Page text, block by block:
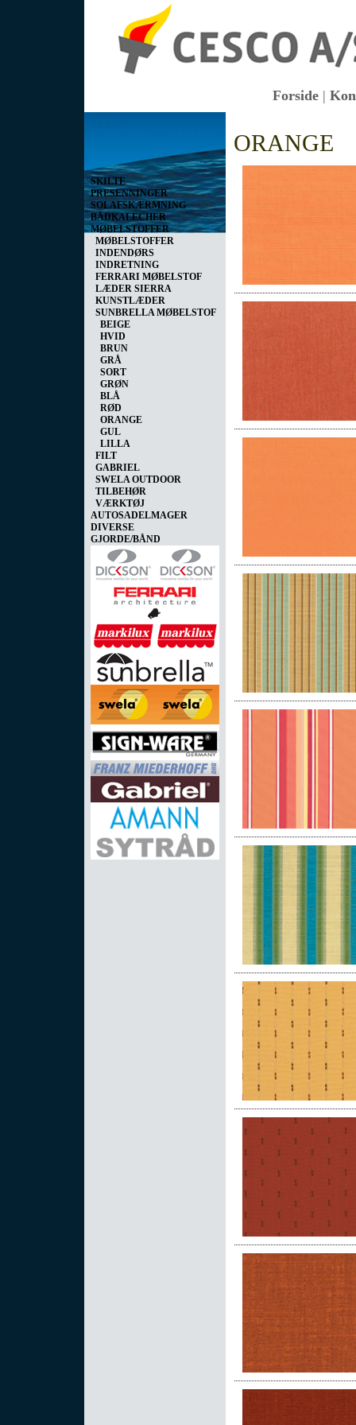
Forside |
SKILTE
PRESENNINGER
SOLAFSKÆRMNING
BÅDKALECHER
MØBELSTOFFER
MØBELSTOFFER
INDENDØRS
INDRETNING
FERRARI MØBELSTOF
LÆDER SIERRA
KUNSTLÆDER
SUNBRELLA MØBELSTOF
BEIGE
HVID
BRUN
GRÅ
SORT
GRØN
BLÅ
RØD
ORANGE
GUL
LILLA
FILT
GABRIEL
SWELA OUTDOOR
TILBEHØR
VÆRKTØJ
AUTOSADELMAGER
DIVERSE
GJORDE/BÅND
ORANGE